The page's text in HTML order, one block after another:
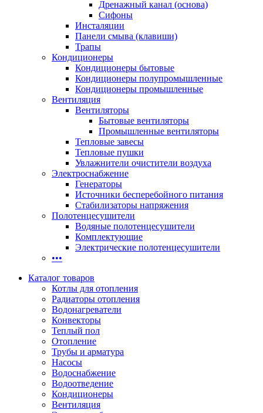
Дренажный канал (основа)
Сифоны
Инсталяции
Панели смыва (клавиши)
Трапы
Кондиционеры
Кондиционеры бытовые
Кондиционеры полупромышленные
Кондиционеры промышленные
Вентиляция
Вентиляторы
Бытовые вентиляторы
Промышленные вентиляторы
Тепловые завесы
Тепловые пушки
Увлажнители очистители воздуха
Электроснабжение
Генераторы
Источники бесперебойного питания
Стабилизаторы напряжения
Полотенцесушители
Водяные полотенцесушители
Комплектующие
Электрические полотенцесушители
•••
Каталог товаров
Котлы для отопления
Радиаторы отопления
Водонагреватели
Конвекторы
Теплый пол
Отопление
Трубы и арматура
Насосы
Водоснабжение
Водоотведение
Кондиционеры
Вентиляция